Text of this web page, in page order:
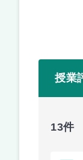
授業
13件